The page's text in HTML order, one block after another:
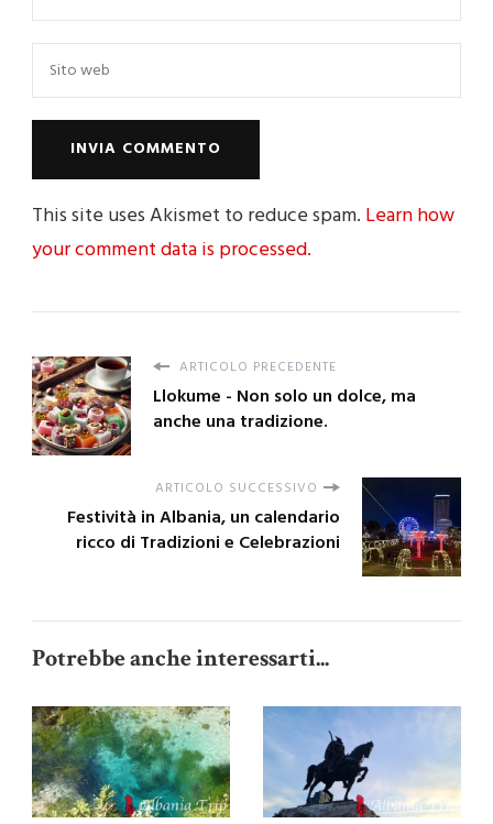
This site uses Akismet to reduce spam. Learn how
your comment data is processed.
ARTICOLO PRECEDENTE
Llokume - Non solo un dolce, ma
anche una tradizione.
ARTICOLO SUCCESSIVO
Festività in Albania, un calendario
ricco di Tradizioni e Celebrazioni
Potrebbe anche interessarti...